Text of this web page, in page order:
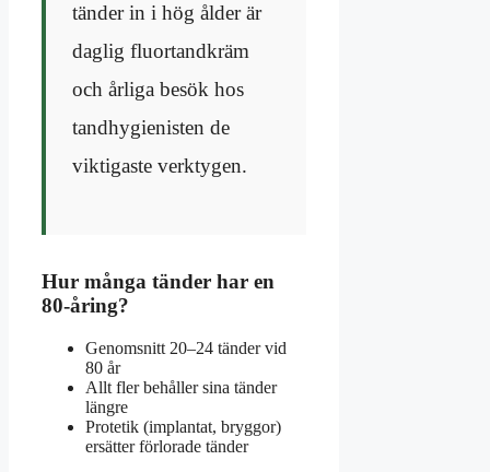
tänder in i hög ålder är
daglig fluortandkräm
och årliga besök hos
tandhygienisten de
viktigaste verktygen.
Hur många tänder har en
80-åring?
Genomsnitt 20–24 tänder vid
80 år
Allt fler behåller sina tänder
längre
Protetik (implantat, bryggor)
ersätter förlorade tänder